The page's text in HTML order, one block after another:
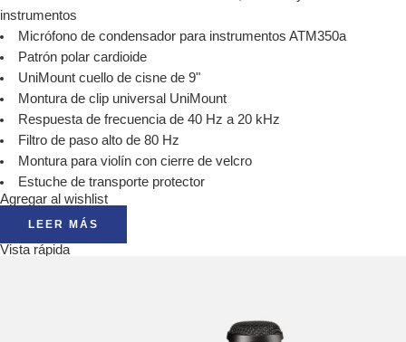
instrumentos
Micrófono de condensador para instrumentos ATM350a
Patrón polar cardioide
UniMount cuello de cisne de 9"
Montura de clip universal UniMount
Respuesta de frecuencia de 40 Hz a 20 kHz
Filtro de paso alto de 80 Hz
Montura para violín con cierre de velcro
Estuche de transporte protector
Agregar al wishlist
LEER MÁS
Vista rápida